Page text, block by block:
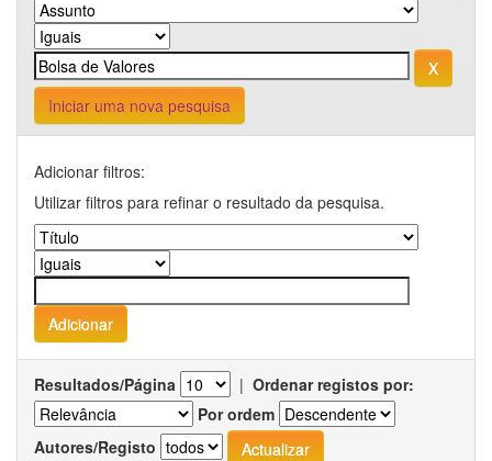
Iniciar uma nova pesquisa
Adicionar filtros:
Utilizar filtros para refinar o resultado da pesquisa.
Resultados/Página | Ordenar registos por:
Por ordem
Autores/Registo